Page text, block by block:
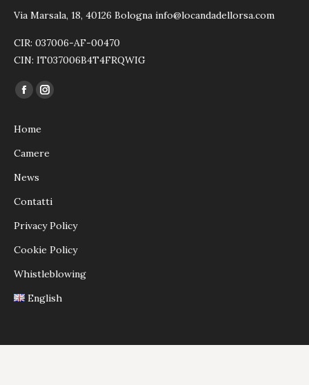
Via Marsala, 18, 40126 Bologna info@locandadellorsa.com
CIR: 037006-AF-00470
CIN: IT037006B4T4FRQWIG
Ci puoi trovare su:
Facebook
opens
in
Instagram
in
Home
Camere
News
Contatti
Privacy Policy
Cookie Policy
Whistleblowing
English